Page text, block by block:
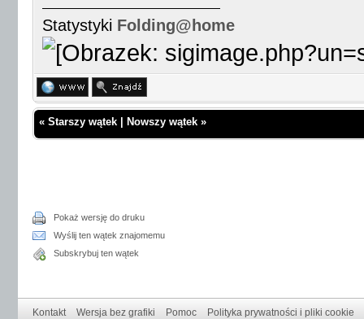
Statystyki Folding@home
« Starszy wątek Nowszy wątek »
Pokaż wersję do druku
Wyślij ten wątek znajomemu
Subskrybuj ten wątek
Kontakt Wersja bez grafiki Pomoc Polityka prywatności i pliki cookie